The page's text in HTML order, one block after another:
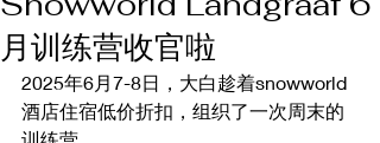
月训练营收官啦
2025年6月7-8日，大白趁着snowworld
酒店住宿低价折扣，组织了一次周末的